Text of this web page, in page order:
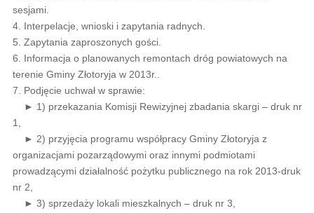
sesjami.
4. Interpelacje, wnioski i zapytania radnych.
5. Zapytania zaproszonych gości.
6. Informacja o planowanych remontach dróg powiatowych na
terenie Gminy Złotoryja w 2013r..
7. Podjęcie uchwał w sprawie:
► 1) przekazania Komisji Rewizyjnej zbadania skargi – druk nr
1,
► 2) przyjęcia programu współpracy Gminy Złotoryja z
organizacjami pozarządowymi oraz innymi podmiotami
prowadzącymi działalność pożytku publicznego na rok 2013-druk
nr 2,
► 3) sprzedaży lokali mieszkalnych – druk nr 3,